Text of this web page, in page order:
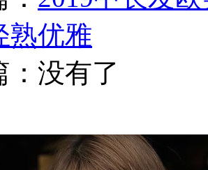
熟优雅
：没有了